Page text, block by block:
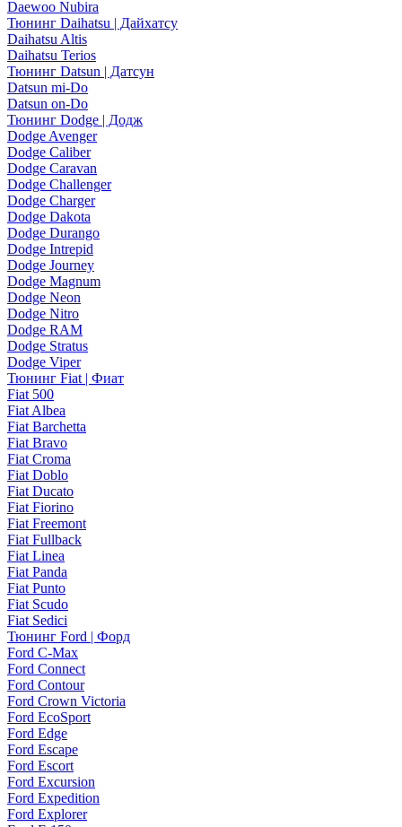
Daewoo Nubira
Тюнинг Daihatsu | Дайхатсу
Daihatsu Altis
Daihatsu Terios
Тюнинг Datsun | Датсун
Datsun mi-Do
Datsun on-Do
Тюнинг Dodge | Додж
Dodge Avenger
Dodge Caliber
Dodge Caravan
Dodge Challenger
Dodge Charger
Dodge Dakota
Dodge Durango
Dodge Intrepid
Dodge Journey
Dodge Magnum
Dodge Neon
Dodge Nitro
Dodge RAM
Dodge Stratus
Dodge Viper
Тюнинг Fiat | Фиат
Fiat 500
Fiat Albea
Fiat Barchetta
Fiat Bravo
Fiat Croma
Fiat Doblo
Fiat Ducato
Fiat Fiorino
Fiat Freemont
Fiat Fullback
Fiat Linea
Fiat Panda
Fiat Punto
Fiat Scudo
Fiat Sedici
Тюнинг Ford | Форд
Ford C-Max
Ford Connect
Ford Contour
Ford Crown Victoria
Ford EcoSport
Ford Edge
Ford Escape
Ford Escort
Ford Excursion
Ford Expedition
Ford Explorer